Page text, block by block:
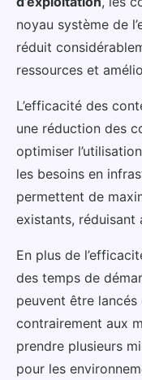
noyau système de
réduit
ressources et
L’efficacité des
une réduction des
optimiser
les besoins en
permettent de
existants, réduisant
En plus de
des temps de
peuvent être lancés
contrairement aux
prendre plusieurs
pour les